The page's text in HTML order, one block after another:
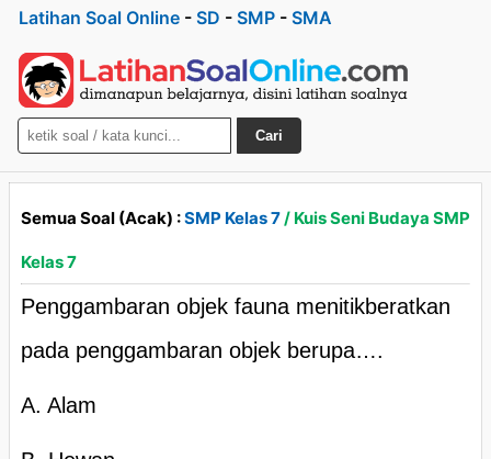
Latihan Soal Online - SD - SMP - SMA
Cari
Semua Soal (Acak) :SMP Kelas 7/ Kuis Seni Budaya SMP
Kelas 7
Penggambaran objek fauna menitikberatkan
pada penggambaran objek berupa….
A. Alam